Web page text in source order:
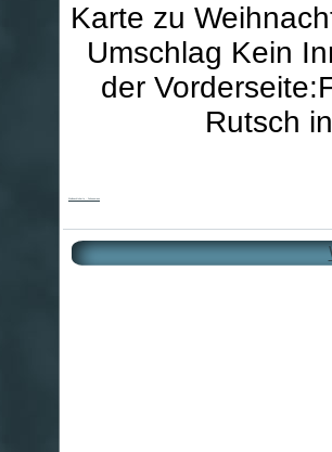
Karte zu
Umschlag Kein
der
Rutsch